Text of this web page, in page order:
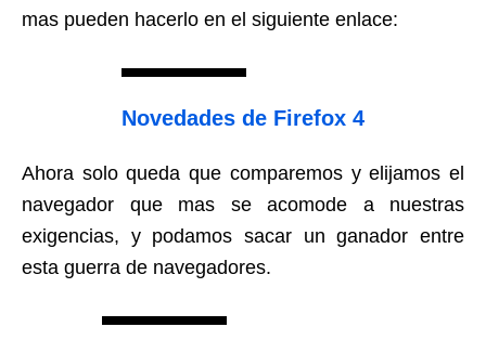
mas pueden hacerlo en el siguiente enlace:
Novedades de Firefox 4
Ahora solo queda que comparemos y elijamos el
navegador que mas se acomode a nuestras
exigencias, y podamos sacar un ganador entre
esta guerra de navegadores.